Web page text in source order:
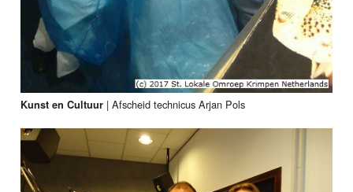
Kunst en Cultuur |Afscheid technicus Arjan Pols